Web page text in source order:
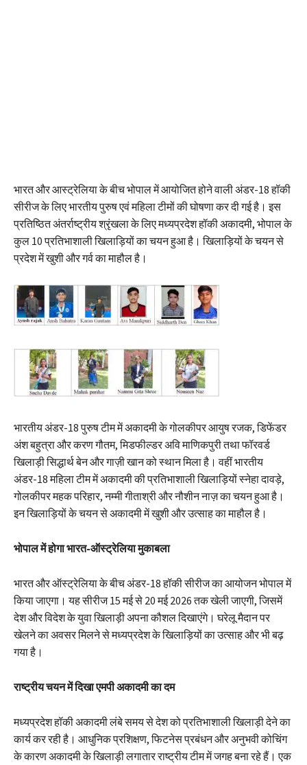
भारत और आस्ट्रेलिया के बीच भोपाल में आयोजित होने वाली अंडर-18 हॉकी
सीरीज के लिए भारतीय पुरुष एवं महिला टीमों की घोषणा कर दी गई है। इस
प्रतिष्ठित अंतर्राष्ट्रीय श्रृंखला के लिए मध्यप्रदेश हॉकी अकादमी, भोपाल के
कुल 10 प्रतिभाशाली खिलाड़ियों का चयन हुआ है। खिलाड़ियों के चयन से
प्रदेश में खुशी और गर्व का माहौल है।
भारतीय अंडर-18 पुरुष टीम में अकादमी के गोलकीपर आयुष रजक, डिफेंडर
अंश बहुत्रा और करण गौतम, मिडफील्डर अवि माणिकपुरी तथा फॉरवर्ड
खिलाड़ी सिद्धार्थ बेन और गाज़ी खान को स्थान मिला है। वहीं भारतीय
अंडर-18 महिला टीम में अकादमी की प्रतिभाशाली खिलाड़ियों स्नेहा दावड़े,
गोलकीपर महक परिहार, नम्मी गीताश्री और नौशीन नाज़ का चयन हुआ है।
इन खिलाड़ियों के चयन से अकादमी में खुशी और उत्साह का माहौल है।
भोपाल में होगा भारत-ऑस्ट्रेलिया मुकाबला
भारत और ऑस्ट्रेलिया के बीच अंडर-18 हॉकी सीरीज का आयोजन भोपाल में
किया जाएगा। यह सीरीज 15 मई से 20 मई 2026 तक खेली जाएगी, जिसमें
देश और विदेश के युवा खिलाड़ी अपना कौशल दिखाएंगे। घरेलू मैदान पर
खेलने का अवसर मिलने से मध्यप्रदेश के खिलाड़ियों का उत्साह और भी बढ़
गया है।
राष्ट्रीय चयन में दिखा एमपी अकादमी का दम
मध्यप्रदेश हॉकी अकादमी लंबे समय से देश को प्रतिभाशाली खिलाड़ी देने का
कार्य कर रही है। आधुनिक प्रशिक्षण, फिटनेस प्रबंधन और अनुभवी कोचिंग
के कारण अकादमी के खिलाड़ी लगातार राष्ट्रीय टीम में जगह बना रहे हैं। एक